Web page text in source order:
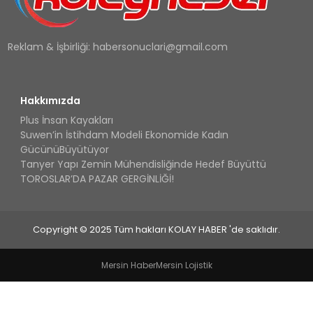
Reklam & İşbirliği: habersonuclari@gmail.com
Hakkımızda
Plus İnsan Kayakları
Suwen’in İstihdam Modeli Ekonomide Kadın
GücünüBüyütüyor
Tanyer Yapı Zemin Mühendisliğinde Hedef Büyüttü
TOROSLAR’DA PAZAR GERGİNLİĞİ!
Copyright © 2025 Tüm hakları KOLAY HABER 'de saklıdır.
Mersin HaberMersin Lojistik